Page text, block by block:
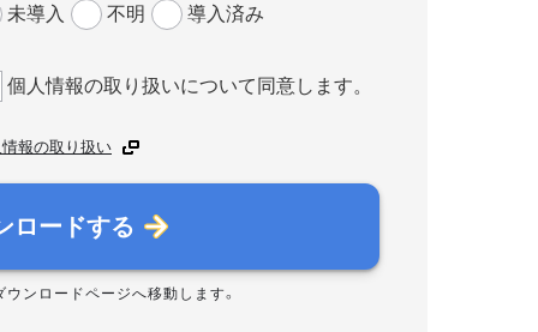
未導入 不明 導入済み
個人情報の取り扱いについて同意します。
報の取り扱い
ロードする
ウンロードページへ移動します。